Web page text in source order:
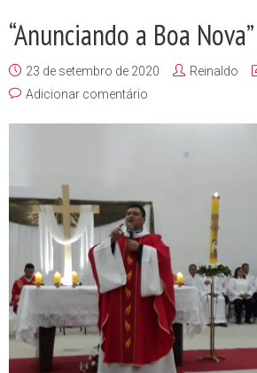
“Anunciando a Boa Nova”
23 de setembro de 2020 Reinaldo
Adicionar comentário